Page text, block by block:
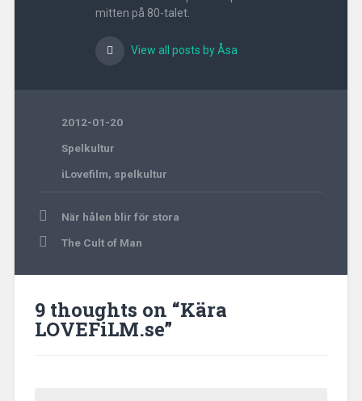
mitten på 80-talet.
View all posts by Åsa
2012-01-20
Spelkultur
iLovefilm, spelkultur
PostNär hålen blir för stora
The Cult of Man
9 thoughts on “Kära
LOVEFiLM.se”